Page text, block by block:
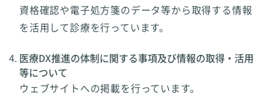
資格確認や電子処方箋のデータ等から取得する情報
を活用して診療を行っています。
医療DX推進の体制に関する事項及び情報の取得・活用
等について
ウェブサイトへの掲載を行っています。